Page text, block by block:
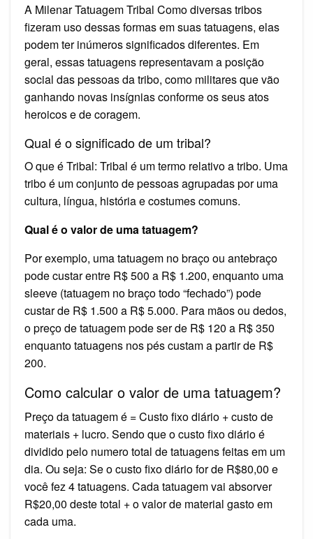
A Milenar Tatuagem Tribal Como diversas tribos
fizeram uso dessas formas em suas tatuagens, elas
podem ter inúmeros significados diferentes. Em
geral, essas tatuagens representavam a posição
social das pessoas da tribo, como militares que vão
ganhando novas insígnias conforme os seus atos
heroicos e de coragem.
Qual é o significado de um tribal?
O que é Tribal: Tribal é um termo relativo a tribo. Uma
tribo é um conjunto de pessoas agrupadas por uma
cultura, língua, história e costumes comuns.
Qual é o valor de uma tatuagem?
Por exemplo, uma tatuagem no braço ou antebraço
pode custar entre R$ 500 a R$ 1.200, enquanto uma
sleeve (tatuagem no braço todo “fechado”) pode
custar de R$ 1.500 a R$ 5.000. Para mãos ou dedos,
o preço de tatuagem pode ser de R$ 120 a R$ 350
enquanto tatuagens nos pés custam a partir de R$
200.
Como calcular o valor de uma tatuagem?
Preço da tatuagem é = Custo fixo diário + custo de
materiais + lucro. Sendo que o custo fixo diário é
dividido pelo numero total de tatuagens feitas em um
dia. Ou seja: Se o custo fixo diário for de R$80,00 e
você fez 4 tatuagens. Cada tatuagem vai absorver
R$20,00 deste total + o valor de material gasto em
cada uma.